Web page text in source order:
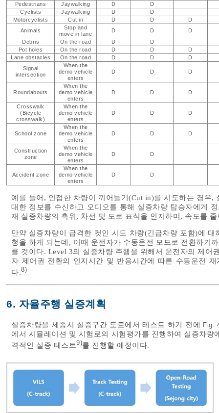
Pedestrians
Jaywalking D
D
Cyclists
Jaywalking D
D
Motorcyclists
Cut in D D
D
Animals
Stop and
move in lane
D D
D
Debris
On the road D
D
Pot holes
On the road D D
D
Lane obstacles
On the road D D
D
Signal
intersection
When the
demo vehicle
enters
D D D
Roundabouts
When the
demo vehicle
enters
D D D
Crosswalk
(Bicycle
crosswalk)
When the
demo vehicle
enters
D D D
School zone
When the
demo vehicle
enters
D D D
Construction
zone
When the
demo vehicle
enters
D D
Accident zone
When the
demo vehicle
enters
D D
예를 들어, 인접한 차량이 끼어들기(Cut in)를 시도하는 경우
대한 정보를 수신하고 오디오를 통해 실증차량 탑승자에게
재 실증차량의 측위, 차선 및 도로 표식을 인지하며, 속도를
만약 실증차량이 급격한 컷인 시도 차량(긴급차량 포함)에
청을 하게 되는데, 이때 운전자가 수동운전 모드로 전환하기
클 것이다. Level 3의 실증차량 주행을 위해서 운전자의 제어
자 제어권 전환의 인지시간 및 반응시간에 따른 수동운전
다.8)
6. 자율주행 실증계획
실증차량을 세종시 실증구간 도로에서 테스트 하기 전에 Fig.
에서 시뮬레이션 및 시험로의 시험평가를 진행하여 실증차
격적인 실증 테스트9)를 진행할 예정이다.